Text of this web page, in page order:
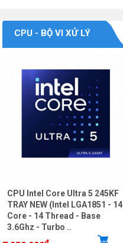
CPU - BỘ VI XỬ LÝ
CPU Intel Core Ultra 5 245KF
TRAY NEW (Intel LGA1851 - 14
Core - 14 Thread - Base
3.6Ghz - Turbo ..